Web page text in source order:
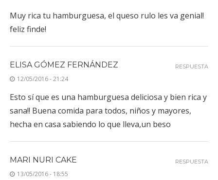
Muy rica tu hamburguesa, el queso rulo les va genial!
feliz finde!
ELISA GÓMEZ FERNÁNDEZ
12/05/2016 - 21:24
Esto sí que es una hamburguesa deliciosa y bien rica y
sana!! Buena comida para todos, niños y mayores,
hecha en casa sabiendo lo que lleva,un beso
RESPUESTA
MARI NURI CAKE
13/05/2016 - 18:55
RESPUESTA